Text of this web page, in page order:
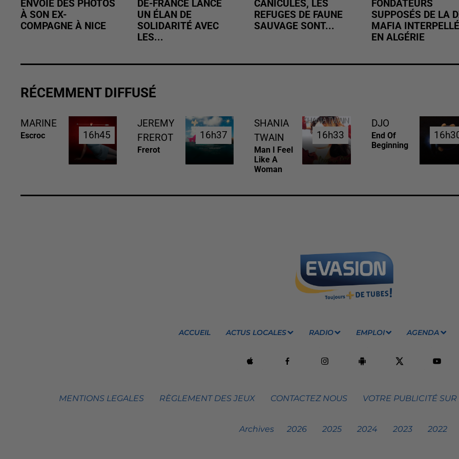
ENVOIE DES PHOTOS
À SON EX-
COMPAGNE À NICE
DE-FRANCE LANCE
UN ÉLAN DE
SOLIDARITÉ AVEC
LES...
CANICULES, LES
REFUGES DE FAUNE
SAUVAGE SONT...
FONDATEURS
SUPPOSÉS DE LA
MAFIA INTERPELLÉ
EN ALGÉRIE
RÉCEMMENT DIFFUSÉ
MARINE
Escroc 16h45
16h45
JEREMY
FREROT
Frerot
16h37
16h37
SHANIA
TWAIN
Man I Feel
Like A
Woman
16h33
16h33
DJO
End Of
Beginning
ACCUEIL ACTUS LOCALES RADIO EMPLOI AGENDA
MENTIONS LEGALES RÈGLEMENT DES JEUX CONTACTEZ NOUS VOTRE PUBLICITÉ
Archives 2026 2025 2024 2023 2022